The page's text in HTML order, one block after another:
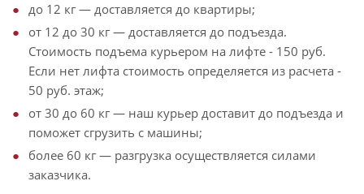
до 12 кг — доставляется до квартиры;
от 12 до 30 кг — доставляется до подъезда.
Стоимость подъема курьером на лифте - 150 руб.
Если нет лифта стоимость определяется из расчета -
50 руб. этаж;
от 30 до 60 кг — наш курьер доставит до подъезда и
поможет сгрузить с машины;
более 60 кг — разгрузка осуществляется силами
заказчика.